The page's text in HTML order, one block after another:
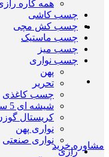
همه کاره رازی 100 سی
چسب کاشی
چسب کش مچی
چسب ماستیک
چسب میز
چسب نواری
پهن
تحریر
چسب کاغذی
شیشه ای 5 سانت هرکولس
کریستال
نواری پهن
نواری صنعتی
رازی
مشاوره خرید